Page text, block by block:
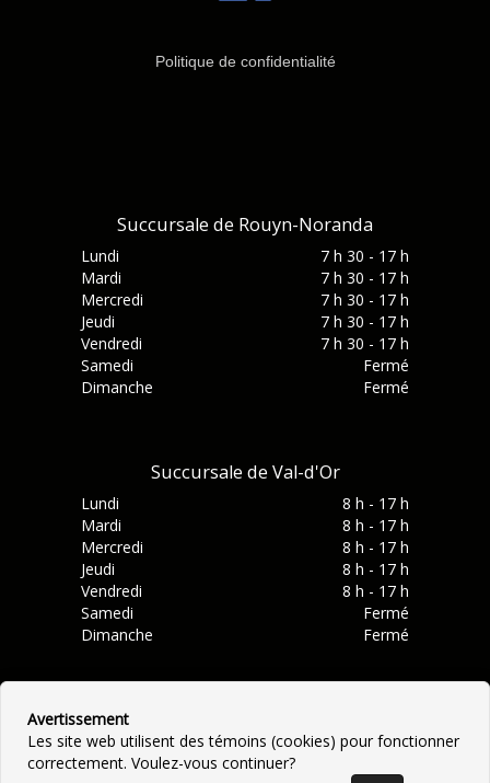
Politique de confidentialité
Succursale de Rouyn-Noranda
Lundi
7 h 30 - 17 h
Mardi
7 h 30 - 17 h
Mercredi
7 h 30 - 17 h
Jeudi
7 h 30 - 17 h
Vendredi
7 h 30 - 17 h
Samedi
Fermé
Dimanche
Fermé
Succursale de Val-d'Or
Lundi
8 h - 17 h
Mardi
8 h - 17 h
Mercredi
8 h - 17 h
Jeudi
8 h - 17 h
Vendredi
8 h - 17 h
Samedi
Fermé
Dimanche
Fermé
Contactez-
Avertissement
Les site web utilisent des témoins (cookies) pour fonctionner
correctement. Voulez-vous continuer?